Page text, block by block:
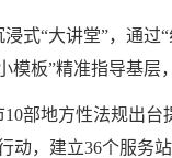
“大讲堂”，通过
板”精准指导基层
部地方性法规出
，建立36个服务